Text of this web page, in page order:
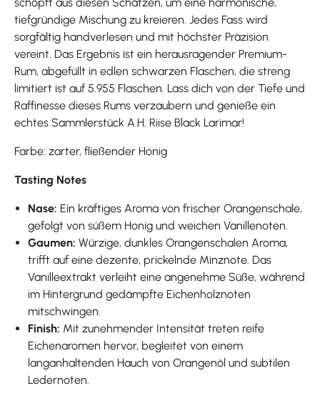
tiefgründige Mischung zu kreieren. Jedes Fass wird
sorgfältig handverlesen und mit höchster Präzision
vereint. Das Ergebnis ist ein herausragender Premium-
Rum, abgefüllt in edlen schwarzen Flaschen, die streng
limitiert ist auf 5.955 Flaschen. Lass dich von der Tiefe und
Raffinesse dieses Rums verzaubern und genieße ein
echtes Sammlerstück A.H. Riise Black Larimar!
Farbe: zarter, fließender Honig
Tasting Notes
Nase: Ein kräftiges Aroma von frischer Orangenschale,
gefolgt von süßem Honig und weichen Vanillenoten.
Gaumen:Würzige, dunkles Orangenschalen Aroma,
trifft auf eine dezente, prickelnde Minznote. Das
Vanilleextrakt verleiht eine angenehme Süße, während
im Hintergrund gedämpfte Eichenholznoten
mitschwingen.
Finish: Mit zunehmender Intensität treten reife
Eichenaromen hervor, begleitet von einem
langanhaltenden Hauch von Orangenöl und subtilen
Ledernoten.